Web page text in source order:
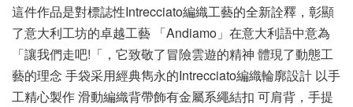
這件作品是對標誌性Intrecciato編織工藝的全新詮釋，彰顯
了意大利工坊的卓越工藝 「Andiamo」在意大利語中意為
「讓我們走吧!「，它致敬了冒險雲遊的精神 體現了動態工
藝的理念 手袋采用經典雋永的Intrecciato編織輪廓設計 以手
工精心製作 滑動編織背帶飾有金屬系繩結扣 可肩背，手提